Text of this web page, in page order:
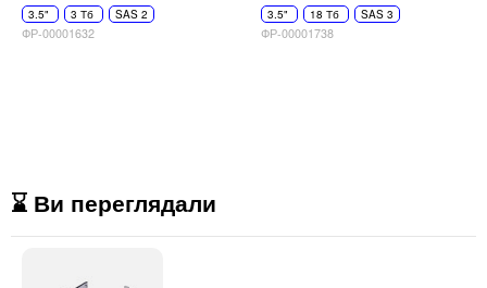
3.5" 3 Тб SAS 2
ФР-00001632
3.5" 18 Тб SAS 3
ФР-00001738
⌛ Ви переглядали